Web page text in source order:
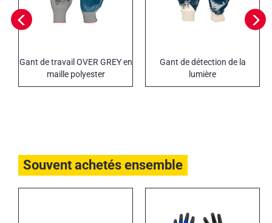
Gant de travail OVER GREY en
maille polyester
Gant de détection de la
lumière
Souvent achetés ensemble